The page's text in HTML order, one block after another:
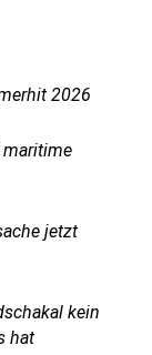
2026
maritime
jetzt
kein
hat